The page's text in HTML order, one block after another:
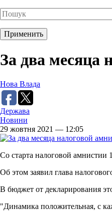
За два месяца
Нова Влада
Держава
Новини
29 жовтня 2021 — 12:05
Со старта налоговой амнистии
Об этом заявил глава
В бюджет от декларирования
"Динамика положительная, с